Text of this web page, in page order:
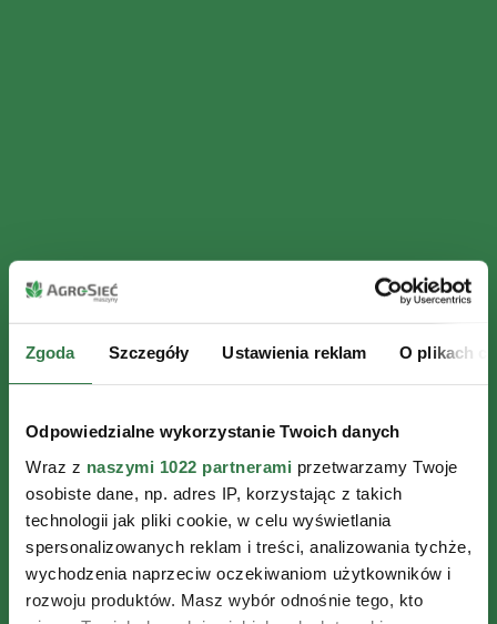
Zgoda Szczegóły Ustawienia reklam O plikach
Odpowiedzialne wykorzystanie Twoich danych
Wraz z naszymi 1022 partnerami przetwarzamy Twoje
osobiste dane, np. adres IP, korzystając z takich
technologii jak pliki cookie, w celu wyświetlania
spersonalizowanych reklam i treści, analizowania tychże,
wychodzenia naprzeciw oczekiwaniom użytkowników i
rozwoju produktów. Masz wybór odnośnie tego, kto